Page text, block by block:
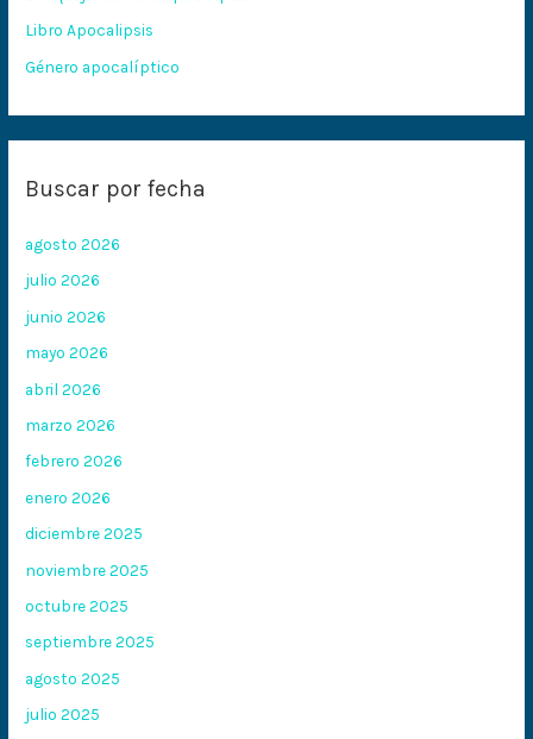
:Libro Apocalipsis
Género apocalíptico
Buscar por fecha
agosto 2026
julio 2026
junio 2026
mayo 2026
abril 2026
marzo 2026
febrero 2026
enero 2026
diciembre 2025
noviembre 2025
octubre 2025
septiembre 2025
agosto 2025
julio 2025